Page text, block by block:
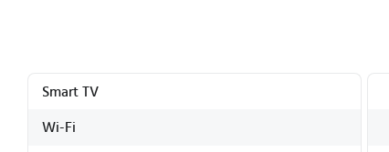
Smart TV
Wi-Fi